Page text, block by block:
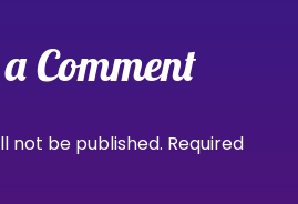
Comment
not be published. Required